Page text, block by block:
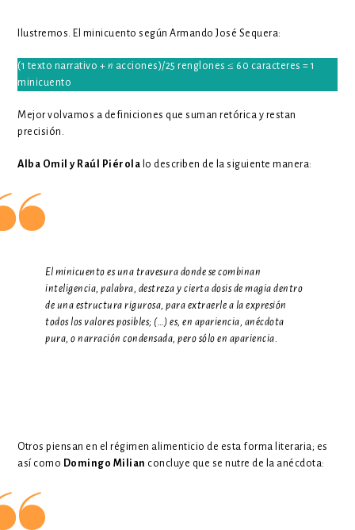
Ilustremos. El minicuento según Armando José Sequera:
(1 texto narrativo + n acciones)/25 renglones ≤ 60 caracteres = 1
minicuento
Mejor volvamos a definiciones que suman retórica y restan
precisión.
Alba Omil y Raúl Piérola lo describen de la siguiente manera:
El minicuento es una travesura donde se combinan
inteligencia, palabra, destreza y cierta dosis de magia dentro
de una estructura rigurosa, para extraerle a la expresión
todos los valores posibles; (…) es, en apariencia, anécdota
pura, o narración condensada, pero sólo en apariencia.
Otros piensan en el régimen alimenticio de esta forma literaria; es
así como Domingo Milian concluye que se nutre de la anécdota: